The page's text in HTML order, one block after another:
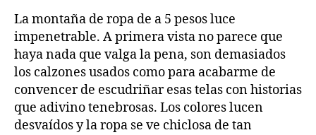
La montaña de ropa de a 5 pesos luce
impenetrable. A primera vista no parece que
haya nada que valga la pena, son demasiados
los calzones usados como para acabarme de
convencer de escudriñar esas telas con historias
que adivino tenebrosas. Los colores lucen
desvaídos y la ropa se ve chiclosa de tan